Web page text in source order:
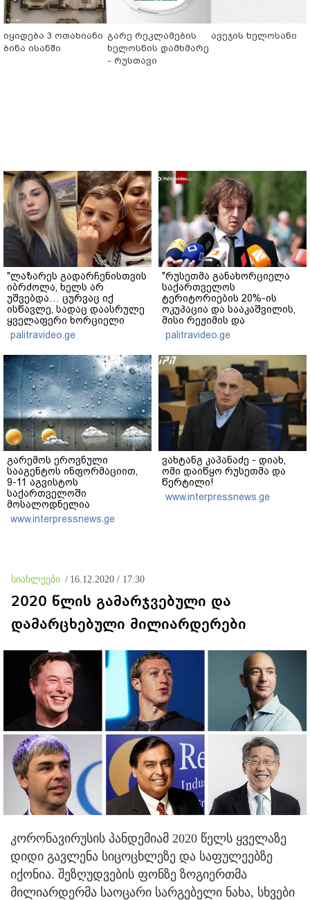
იყიდება 3 ოთახიანი
ბინა ისანში
გარე რეკლამების
ხელოსნის დამხმარე
- რუსთავი
ავეჯის ხელოსანი
"ლაზარეს გადარჩენისთვის
იბრძოლა, ხელს არ
უშვებდა… ცურვაც იქ
ისწავლე, სადაც დაასრულე
ყველაფერი ხორციელი
ცხოვრებიდან" – რას წერს
ხობში დაღუპული დედა-
შვილის ახლობელი?
palitravideo.ge
"რუსეთმა განახორციელა
საქართველოს
ტერიტორიების 20%-ის
ოკუპაცია და სააკაშვილის,
მისი რეჟიმის და
"ნაცმოძრაობის" ღალატი
ვერანაირად ვერ
გადაფარავს ამ
დანაშაულს" - ირაკლი
კობახიძე
palitravideo.ge
გარემოს ეროვნული
სააგენტოს ინფორმაციით,
9-11 აგვისტოს
საქართველოში
მოსალოდნელია
დროგამოშვებით წვიმა
www.interpressnews.ge
ვახტანგ კაპანაძე - დიახ,
ომი დაიწყო რუსეთმა და
წერტილი!
www.interpressnews.ge
სიახლეები / 16.12.2020 / 17:30
2020 წლის გამარჯვებული და
დამარცხებული მილიარდერები
კორონავირუსის პანდემიამ 2020 წელს ყველაზე
დიდი გავლენა სიცოცხლეზე და საფულეებზე
იქონია. შეზღუდვების ფონზე ზოგიერთმა
მილიარდერმა საოცარი სარგებელი ნახა, სხვები